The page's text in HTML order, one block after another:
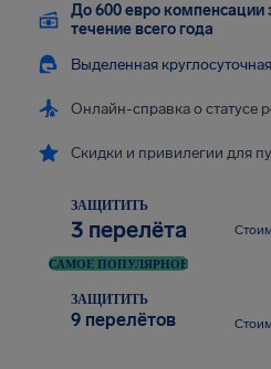
До 600 евро
течение всего года
Выделенная
Онлайн-справка о статусе
Скидки и привилегии для
ЗАЩИТИТЬ
3 перелёта
САМОЕ ПОПУЛЯРНОЕ
ЗАЩИТИТЬ
9 перелётов